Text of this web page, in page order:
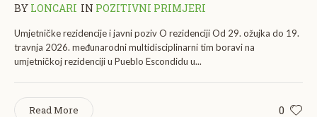
BY LONCARI IN POZITIVNI PRIMJERI
Umjetničke rezidencije i javni poziv O rezidenciji Od 29. ožujka do 19.
travnja 2026. međunarodni multidisciplinarni tim boravi na
umjetničkoj rezidenciji u Pueblo Escondidu u...
0
Read More